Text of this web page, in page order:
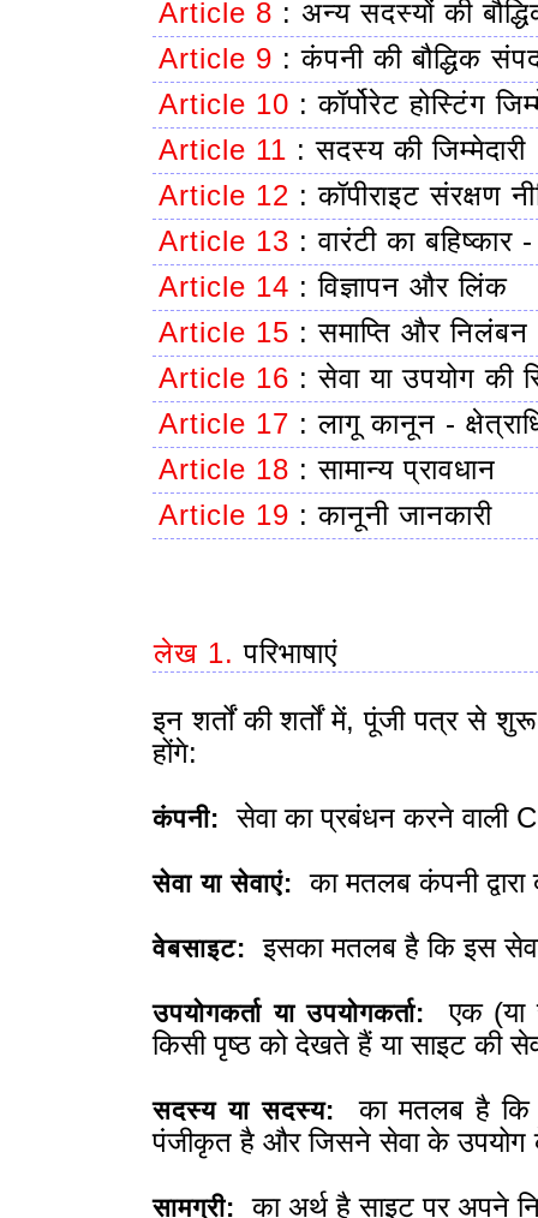
Article 8 : अन्य सदस्यों की
Article 9 :कंपनी की बौद्धिक
Article 10 :कॉर्पोरेट होस्टिंग
Article 11 :सदस्य की जिम्मेदारी
Article 12 :कॉपीराइट संरक्षण
Article 13 :वारंटी का बहिष्कार
Article 14 :विज्ञापन और लिंक
Article 15 :समाप्ति और
Article 16 :सेवा या उपयोग की
Article 17 :लागू कानून -
Article 18 :सामान्य प्रावधान
Article 19 :कानूनी जानकारी
लेख 1. परिभाषाएं
इन शर्तों की शर्तों में, पूंजी पत्र से शुरू
होंगे:
कंपनी: सेवा का प्रबंधन करने वाली
सेवा या सेवाएं: का मतलब कंपनी
वेबसाइट: इसका मतलब है कि इस
उपयोगकर्ता या उपयोगकर्ता:
एक (या
किसी पृष्ठ को देखते हैं या साइट की
सदस्य या सदस्य:
का मतलब है कि
पंजीकृत है और जिसने सेवा के उपयोग
सामग्री: का अर्थ है साइट पर अपने